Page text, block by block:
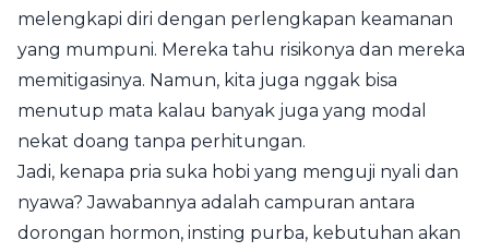
melengkapi diri dengan perlengkapan keamanan
yang mumpuni. Mereka tahu risikonya dan mereka
memitigasinya. Namun, kita juga nggak bisa
menutup mata kalau banyak juga yang modal
nekat doang tanpa perhitungan.
Jadi, kenapa pria suka hobi yang menguji nyali dan
nyawa? Jawabannya adalah campuran antara
dorongan hormon, insting purba, kebutuhan akan